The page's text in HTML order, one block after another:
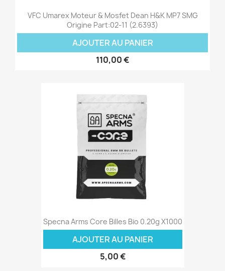
VFC Umarex Moteur & Mosfet Dean H&K MP7 SMG
Origine Part:02-11 (2.6393)
AJOUTER AU PANIER
110,00 €
Specna Arms Core Billes Bio 0.20g X1000
AJOUTER AU PANIER
5,00 €